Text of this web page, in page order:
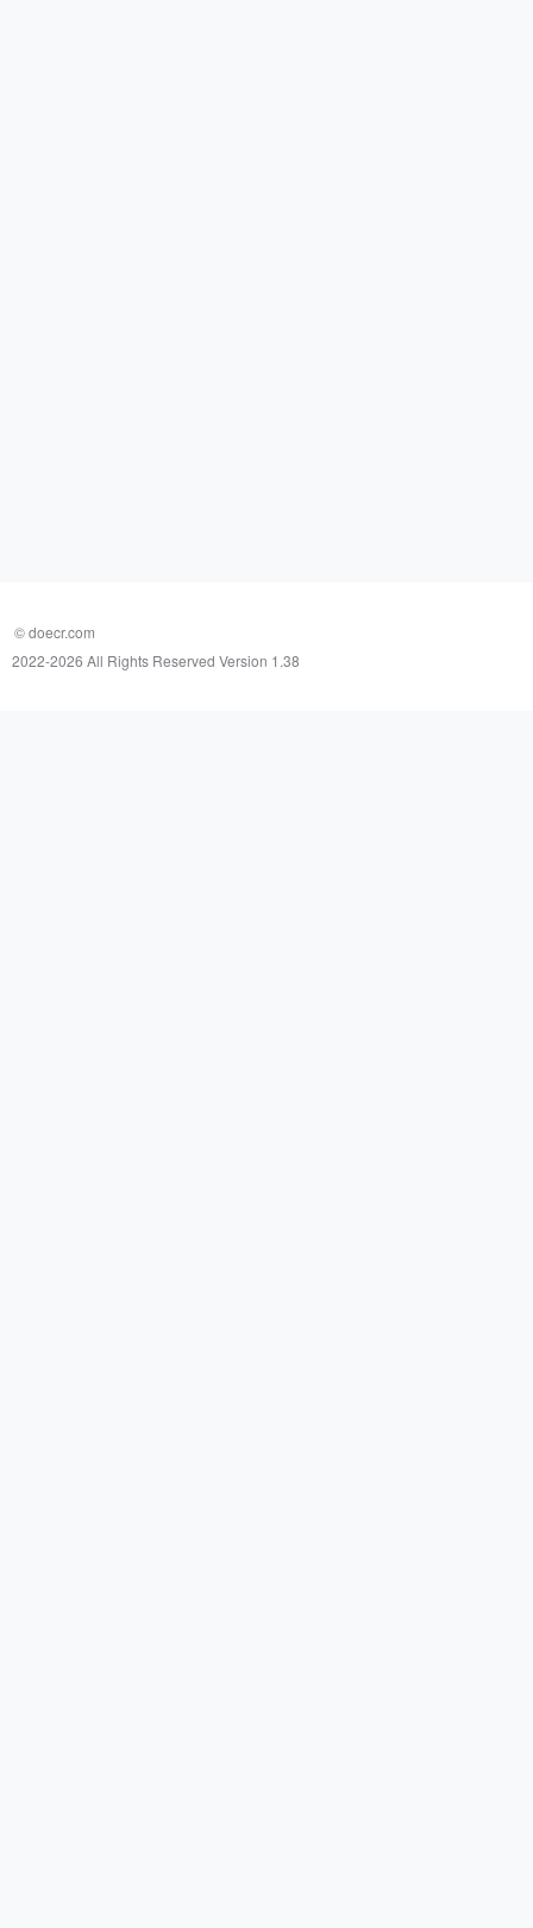
© doecr.com
2022-2026 All Rights Reserved Version 1.38